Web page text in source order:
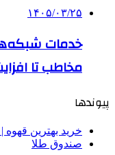
۱۴۰۵/۰۳/۲۵
مخاطب تا
پیوندها
خرید بهترین قهوه
صندوق طلا